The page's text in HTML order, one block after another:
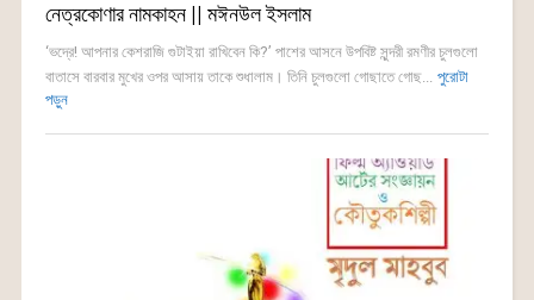
নেত্রকোণার নামকাহন || মঈনউল ইসলাম
‘ভদ্রে! আপনার কেশরাজি গুটাইয়া রাখিবেন কি?’ পাশের আসনে উপবিষ্ট সুন্দরী রমণীর চুলগুলো
বাতাসে বারবার মুখের ওপর আসায় তাকে শুধালাম। তিনি চুলগুলো গোছাতে গোছ... পুরোটা
পড়ুন